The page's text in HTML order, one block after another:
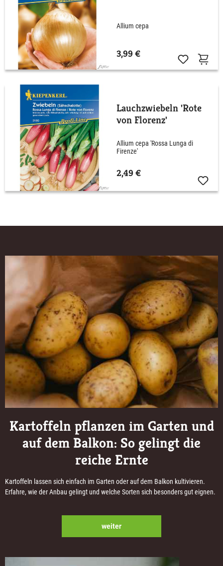
Allium cepa
3,99 €
Lauchzwiebeln 'Rote
von Florenz'
Allium cepa 'Rossa Lunga di
Firenze'
2,49 €
Kartoffeln pflanzen im Garten und
auf dem Balkon: So gelingt die
reiche Ernte
Kartoffeln lassen sich einfach im Garten oder auf dem Balkon kultivieren.
Erfahre, wie der Anbau gelingt und welche Sorten sich besonders gut eignen.
weiter